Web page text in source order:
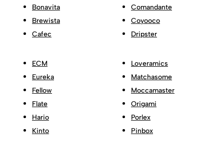
Bonavita
Brewista
Cafec
Comandante
Coyooco
Dripster
ECM
Eureka
Fellow
Flate
Hario
Kinto
Loveramics
Matchasome
Moccamaster
Origami
Porlex
Pinbox